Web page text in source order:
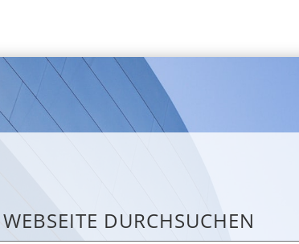
WEBSEITE DURCHSUCHEN